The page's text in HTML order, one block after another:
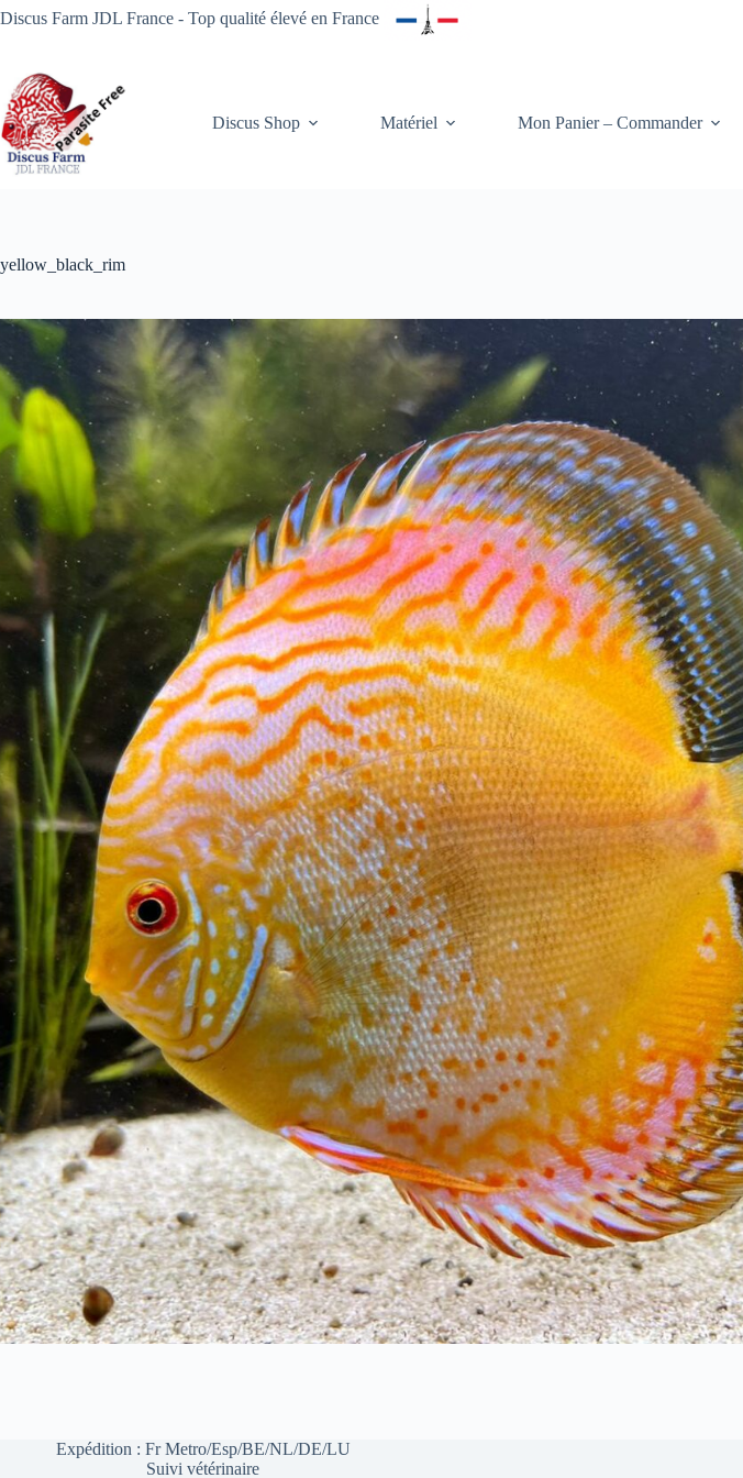
Passer
au
Discus Farm JDL France - Top qualité élevé en France
Discus Shop Matériel Mon Panier – Commander
yellow_black_rim
Expédition : Fr Metro/Esp/BE/NL/DE/LU
Suivi vétérinaire